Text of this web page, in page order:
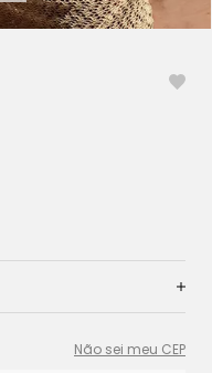
Não sei meu CEP